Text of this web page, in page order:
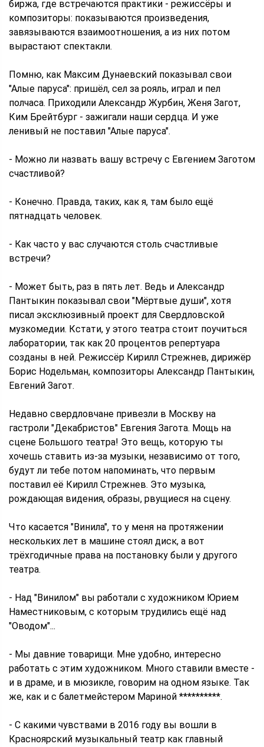
биржа, где встречаются практики - режиссёры и
композиторы: показываются произведения,
завязываются взаимоотношения, а из них потом
вырастают спектакли.
Помню, как Максим Дунаевский показывал свои
"Алые паруса": пришёл, сел за рояль, играл и пел
полчаса. Приходили Александр Журбин, Женя Загот,
Ким Брейтбург - зажигали наши сердца. И уже
ленивый не поставил "Алые паруса".
- Можно ли назвать вашу встречу с Евгением Заготом
счастливой?
- Конечно. Правда, таких, как я, там было ещё
пятнадцать человек.
- Как часто у вас случаются столь счастливые
встречи?
- Может быть, раз в пять лет. Ведь и Александр
Пантыкин показывал свои "Мёртвые души", хотя
писал эксклюзивный проект для Свердловской
музкомедии. Кстати, у этого театра стоит поучиться
лаборатории, так как 20 процентов репертуара
созданы в ней. Режиссёр Кирилл Стрежнев, дирижёр
Борис Нодельман, композиторы Александр Пантыкин,
Евгений Загот.
Недавно свердловчане привезли в Москву на
гастроли "Декабристов" Евгения Загота. Мощь на
сцене Большого театра! Это вещь, которую ты
хочешь ставить из-за музыки, независимо от того,
будут ли тебе потом напоминать, что первым
поставил её Кирилл Стрежнев. Это музыка,
рождающая видения, образы, рвущиеся на сцену.
Что касается "Винила", то у меня на протяжении
нескольких лет в машине стоял диск, а вот
трёхгодичные права на постановку были у другого
театра.
- Над "Винилом" вы работали с художником Юрием
Наместниковым, с которым трудились ещё над
"Оводом"...
- Мы давние товарищи. Мне удобно, интересно
работать с этим художником. Много ставили вместе -
и в драме, и в мюзикле, говорим на одном языке. Так
же, как и с балетмейстером Мариной **********.
- С какими чувствами в 2016 году вы вошли в
Красноярский музыкальный театр как главный